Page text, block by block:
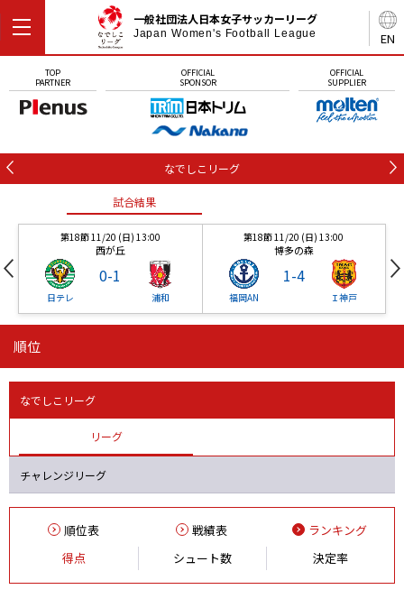
EN
一般社団法人日本女子サッカーリーグ
Japan Women's Football League
TOP
PARTNER
OFFICIAL
SPONSOR
OFFICIAL
SUPPLIER
なでしこリーグ
試合結果
第18節 11/20 (日) 13:00
西が丘
日テレ
0-1
浦和
第18節 11/20 (日) 13:00
博多の森
福岡AN
1-4
Ｉ神戸
順位
なでしこリーグ
リーグ
チャレンジリーグ
順位表 戦績表
ランキング
得点
シュート数 決定率